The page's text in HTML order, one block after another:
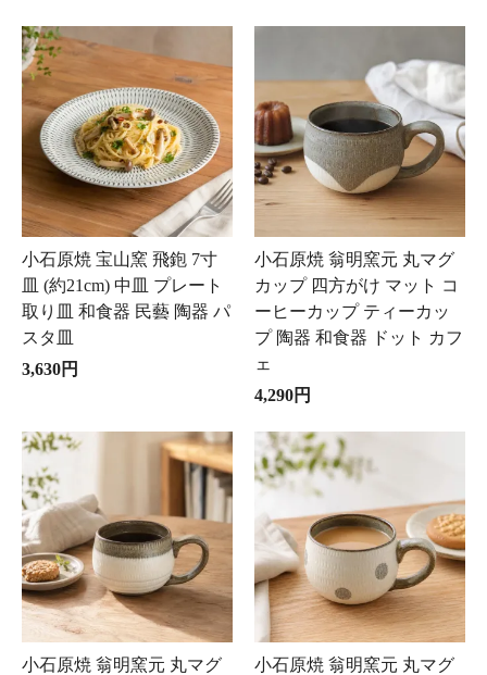
小石原焼 宝山窯 飛鉋 7寸
皿 (約21cm) 中皿 プレート
取り皿 和食器 民藝 陶器 パ
スタ皿
3,630円
小石原焼 翁明窯元 丸マグ
カップ 四方がけ マット コ
ーヒーカップ ティーカッ
プ 陶器 和食器 ドット カフ
ェ
4,290円
小石原焼 翁明窯元 丸マグ
小石原焼 翁明窯元 丸マグ